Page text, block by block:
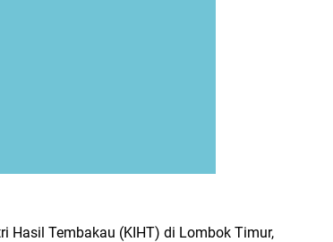
Hasil Tembakau (KIHT) di Lombok Timur,